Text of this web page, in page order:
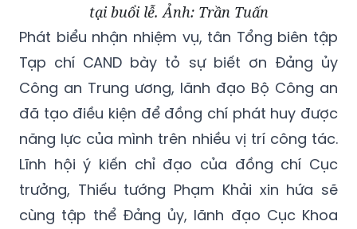
tại buổi lễ. Ảnh: Trần Tuấn
Phát biểu nhận nhiệm vụ, tân Tổng biên tập
Tạp chí CAND bày tỏ sự biết ơn Đảng ủy
Công an Trung ương, lãnh đạo Bộ Công an
đã tạo điều kiện để đồng chí phát huy được
năng lực của mình trên nhiều vị trí công tác.
Lĩnh hội ý kiến chỉ đạo của đồng chí Cục
trưởng, Thiếu tướng Phạm Khải xin hứa sẽ
cùng tập thể Đảng ủy, lãnh đạo Cục Khoa